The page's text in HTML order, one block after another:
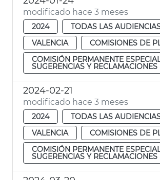
modificado hace 3 meses
2024
TODAS LAS
VALENCIA
COMISIONES DE
COMISIÓN PERMANENTE
SUGERENCIAS Y RECLAMACIONES
2024-02-21
modificado hace 3 meses
2024
TODAS LAS
VALENCIA
COMISIONES DE
COMISIÓN PERMANENTE
SUGERENCIAS Y RECLAMACIONES